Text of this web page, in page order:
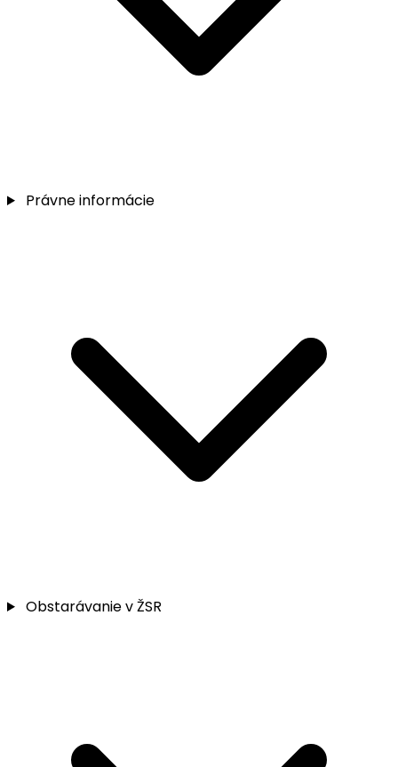
Právne informácie
Obstarávanie v ŽSR